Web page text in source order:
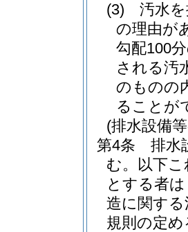
(3)
汚水
の理由が
勾配100
される汚
のものの
ることが
(排水設備
第4条
排水
む。以下
とする者
造に関す
規則の定